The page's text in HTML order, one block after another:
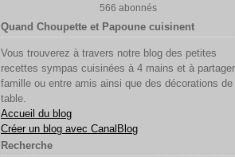
566 abonnés
Quand Choupette et Papoune cuisinent
Vous trouverez à travers notre blog des petites
recettes sympas cuisinées à 4 mains et à
famille ou entre amis ainsi que des décorations de
table.
Accueil du blog
Créer un blog avec CanalBlog
Recherche